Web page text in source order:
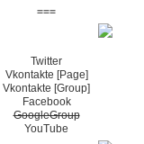
===
Twitter
Vkontakte [Page]
Vkontakte [Group]
Facebook
GoogleGroup
YouTube